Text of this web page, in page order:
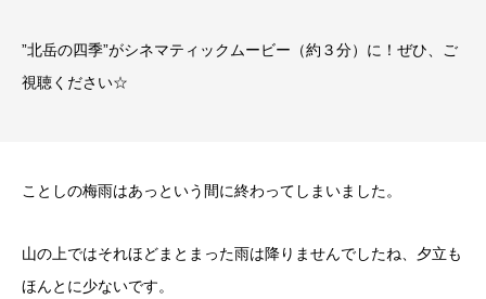
”北岳の四季”がシネマティックムービー（約３分）に！ぜひ、ご
視聴ください☆
ことしの梅雨はあっという間に終わってしまいました。
山の上ではそれほどまとまった雨は降りませんでしたね、夕立も
ほんとに少ないです。